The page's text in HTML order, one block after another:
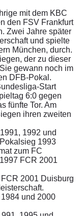
mit dem KBC
den FSV Frankfurt
Zwei Jahre später
und spielte
München, durch.
der zu dieser
gewann noch im
DFB-Pokal.
Start
6:0 gegen
fünfte Tor. Am
ihren zweiten
1992 und
1993
zum FC
FCR 2001
2001 Duisburg
und 2000